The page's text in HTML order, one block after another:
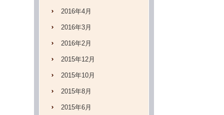
2016年4月
2016年3月
2016年2月
2015年12月
2015年10月
2015年8月
2015年6月